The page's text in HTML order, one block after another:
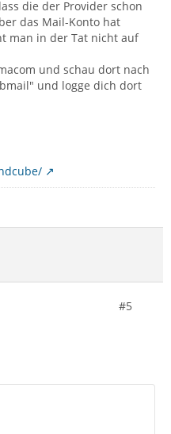
die der Provider schon
das Mail-Konto hat
man in der Tat nicht auf
und schau dort nach
und logge dich dort
#5